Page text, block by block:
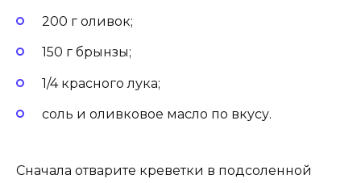
200 г оливок;
150 г брынзы;
1/4 красного лука;
соль и оливковое масло по вкусу.
Сначала отварите креветки в подсоленной